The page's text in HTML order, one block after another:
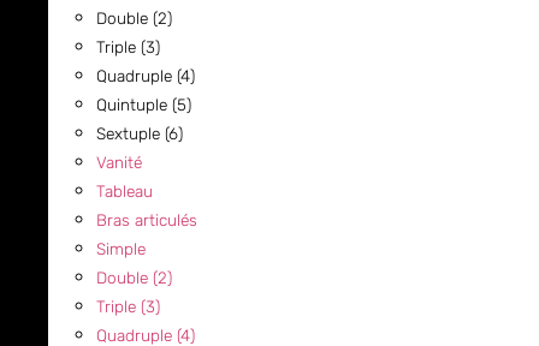
Double (2)
Triple (3)
Quadruple (4)
Quintuple (5)
Sextuple (6)
Vanité
Tableau
Bras articulés
Simple
Double (2)
Triple (3)
Quadruple (4)